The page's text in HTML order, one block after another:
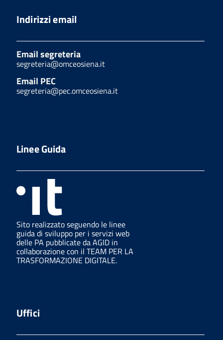
Indirizzi email
Email segreteria
segreteria@omceosiena.it
Email PEC
segreteria@pec.omceosiena.it
Linee Guida
Sito realizzato seguendo le linee
guida di sviluppo per i servizi web
delle PA pubblicate da AGID in
collaborazione con il TEAM PER LA
TRASFORMAZIONE DIGITALE.
Uffici